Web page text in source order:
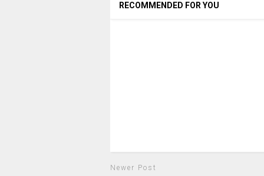
RECOMMENDED FOR YOU
Newer Post